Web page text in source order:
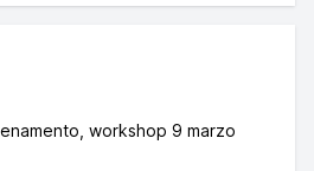
workshop 9 marzo